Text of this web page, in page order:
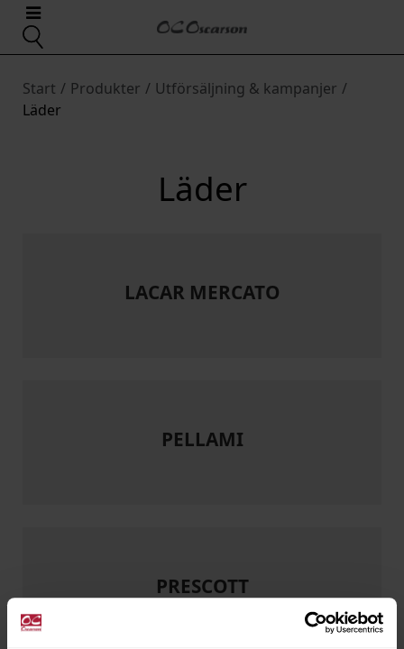
Start / Produkter / Utförsäljning & kampanjer /
Läder
Läder
LACAR MERCATO
PELLAMI
PRESCOTT